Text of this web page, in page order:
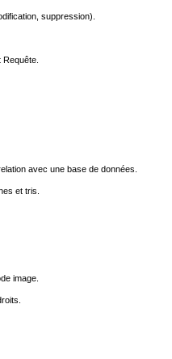
suppression).
avec une base de données.
et tris.
image.